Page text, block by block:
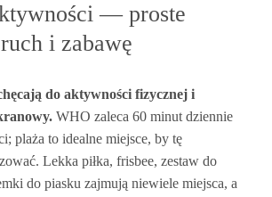
— proste
i zabawę
do aktywności fizycznej i
WHO zaleca 60 minut dziennie
plaża to idealne miejsce, by tę
Lekka piłka, frisbee, zestaw do
do piasku zajmują niewiele miejsca, a